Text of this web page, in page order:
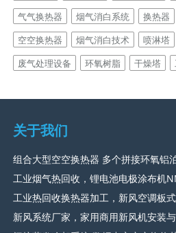
气气换热器
烟气消白系统 换热器
空空换热器
烟气消白技术 喷淋塔
废气处理设备
环氧树脂 干燥塔
关于我们
组合大型空空换热器 多个拼接环氧铝
工业烟气热回收，锂电池电极涂布机
工业热回收换热器加工，新风空调板
新风系统厂家，家用商用新风机安装